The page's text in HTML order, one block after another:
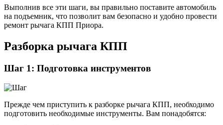
Выполнив все эти шаги, вы правильно поставите автомобиль
на подъемник, что позволит вам безопасно и удобно провести
ремонт рычага КПП Приора.
Разборка рычага КПП
Шаг 1: Подготовка инструментов
Прежде чем приступить к разборке рычага КПП, необходимо
подготовить необходимые инструменты. Вам понадобятся: